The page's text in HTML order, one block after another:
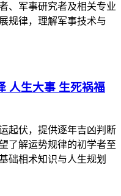
、军事研究者及相关专业
规律，理解军事技术与
人生大事 生死祸福
起伏，提供逐年吉凶判断
了解运势规律的初学者至
础相术知识与人生规划